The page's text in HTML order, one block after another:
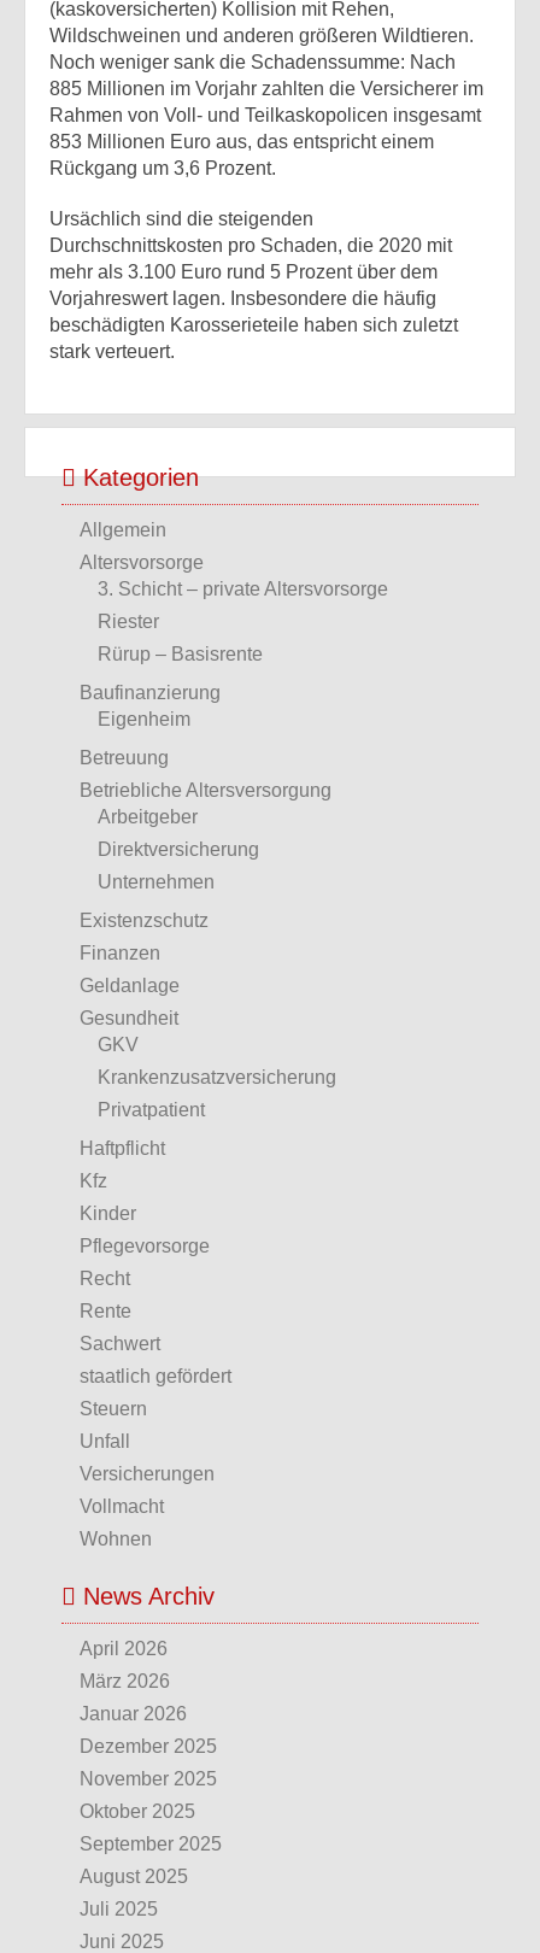
(kaskoversicherten) Kollision mit Rehen,
Wildschweinen und anderen größeren Wildtieren.
Noch weniger sank die Schadenssumme: Nach
885 Millionen im Vorjahr zahlten die Versicherer im
Rahmen von Voll- und Teilkaskopolicen insgesamt
853 Millionen Euro aus, das entspricht einem
Rückgang um 3,6 Prozent.
Ursächlich sind die steigenden
Durchschnittskosten pro Schaden, die 2020 mit
mehr als 3.100 Euro rund 5 Prozent über dem
Vorjahreswert lagen. Insbesondere die häufig
beschädigten Karosserieteile haben sich zuletzt
stark verteuert.
Kategorien
Allgemein
Altersvorsorge
3. Schicht – private Altersvorsorge
Riester
Rürup – Basisrente
Baufinanzierung
Eigenheim
Betreuung
Betriebliche Altersversorgung
Arbeitgeber
Direktversicherung
Unternehmen
Existenzschutz
Finanzen
Geldanlage
Gesundheit
GKV
Krankenzusatzversicherung
Privatpatient
Haftpflicht
Kfz
Kinder
Pflegevorsorge
Recht
Rente
Sachwert
staatlich gefördert
Steuern
Unfall
Versicherungen
Vollmacht
Wohnen
News Archiv
April 2026
März 2026
Januar 2026
Dezember 2025
November 2025
Oktober 2025
September 2025
August 2025
Juli 2025
Juni 2025